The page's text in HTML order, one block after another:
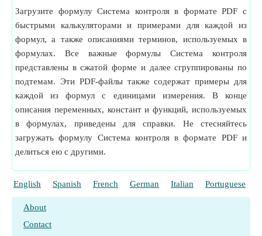
Загрузите формулу Система контроля в формате PDF с
быстрыми калькуляторами и примерами для каждой из
формул, а также описаниями терминов, используемых в
формулах. Все важные формулы Система контроля
представлены в сжатой форме и далее сгруппированы по
подтемам. Эти PDF-файлы также содержат примеры для
каждой из формул с единицами измерения. В конце
описания переменных, констант и функций, используемых
в формулах, приведены для справки. Не стесняйтесь
загружать формулу Система контроля в формате PDF и
делиться ею с другими.
English Spanish French German Italian Portuguese
About
Contact